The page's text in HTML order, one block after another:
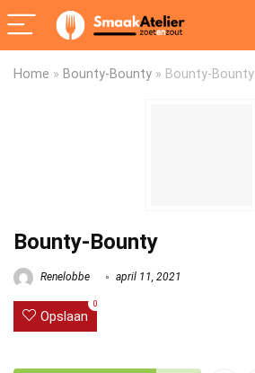
Home » Bounty-Bounty » Bounty-Bounty
Bounty-Bounty
Renelobbe april 11, 2021
Opslaan
0